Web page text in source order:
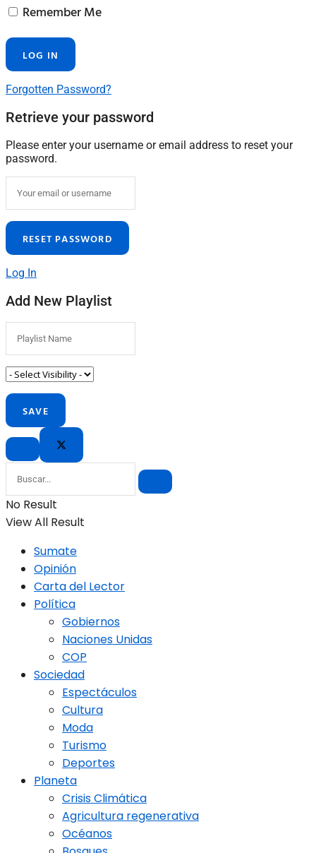
Remember Me
Forgotten Password?
Retrieve your password
Please enter your username or email address to reset your
password.
Log In
Add New Playlist
No Result
View All Result
Sumate
Opinión
Carta del Lector
Política
Gobiernos
Naciones Unidas
COP
Sociedad
Espectáculos
Cultura
Moda
Turismo
Deportes
Planeta
Crisis Climática
Agricultura regenerativa
Océanos